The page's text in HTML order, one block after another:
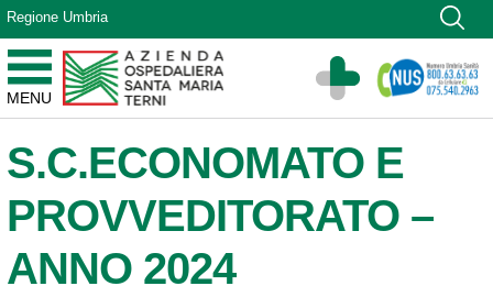
Vai ai contenuti
Vai al menu di navigazione
Vai al footer
Regione Umbria
MENU
Azienda Ospedaliera Santa Maria di Terni
Sito Istituzionale
S.C.ECONOMATO E
PROVVEDITORATO –
ANNO 2024